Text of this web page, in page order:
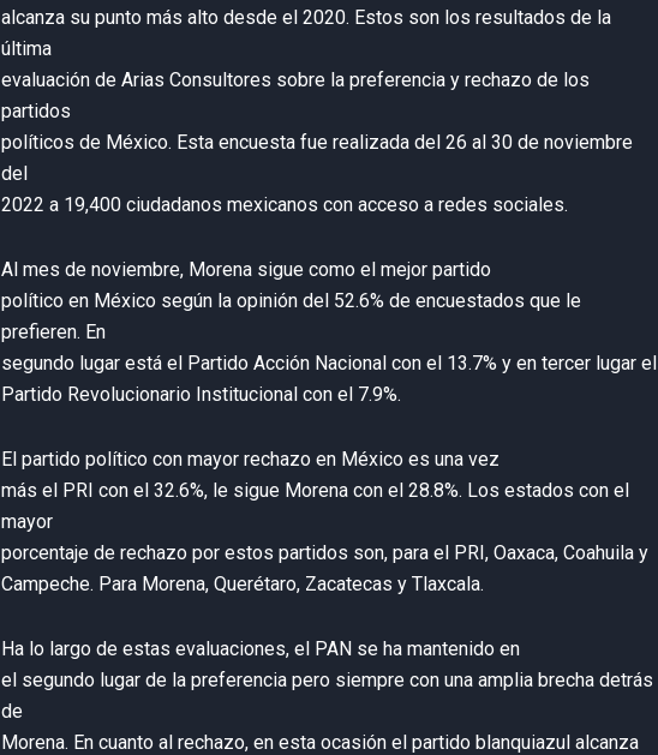
alcanza su punto más alto desde el 2020. Estos son los resultados de la
última
evaluación de Arias Consultores sobre la preferencia y rechazo de los
partidos
políticos de México. Esta encuesta fue realizada del 26 al 30 de noviembre
del
2022 a 19,400 ciudadanos mexicanos con acceso a redes sociales.
Al mes de noviembre, Morena sigue como el mejor partido
político en México según la opinión del 52.6% de encuestados que le
prefieren. En
segundo lugar está el Partido Acción Nacional con el 13.7% y en tercer lugar el
Partido Revolucionario Institucional con el 7.9%.
El partido político con mayor rechazo en México es una vez
más el PRI con el 32.6%, le sigue Morena con el 28.8%. Los estados con el
mayor
porcentaje de rechazo por estos partidos son, para el PRI, Oaxaca, Coahuila y
Campeche. Para Morena, Querétaro, Zacatecas y Tlaxcala.
Ha lo largo de estas evaluaciones, el PAN se ha mantenido en
el segundo lugar de la preferencia pero siempre con una amplia brecha detrás
de
Morena. En cuanto al rechazo, en esta ocasión el partido blanquiazul alcanza